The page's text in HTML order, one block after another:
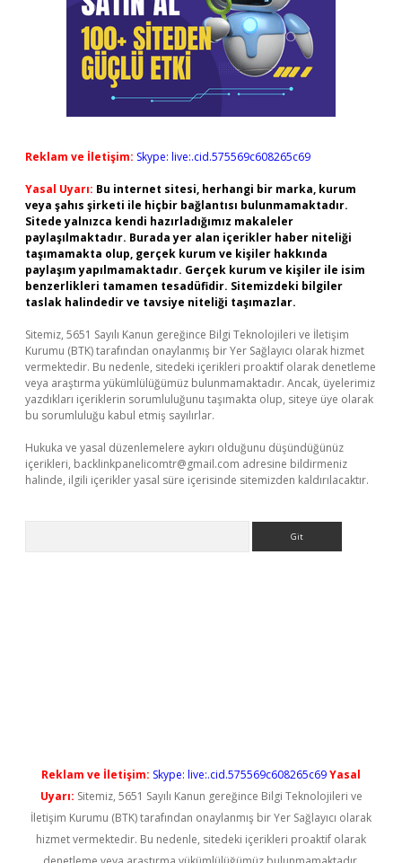
Reklam ve İletişim: Skype: live:.cid.575569c608265c69
Yasal Uyarı: Bu internet sitesi, herhangi bir marka, kurum
veya şahıs şirketi ile hiçbir bağlantısı bulunmamaktadır.
Sitede yalnızca kendi hazırladığımız makaleler
paylaşılmaktadır. Burada yer alan içerikler haber niteliği
taşımamakta olup, gerçek kurum ve kişiler hakkında
paylaşım yapılmamaktadır. Gerçek kurum ve kişiler ile isim
benzerlikleri tamamen tesadüfidir. Sitemizdeki bilgiler
taslak halindedir ve tavsiye niteliği taşımazlar.
Sitemiz, 5651 Sayılı Kanun gereğince Bilgi Teknolojileri ve İletişim
Kurumu (BTK) tarafından onaylanmış bir Yer Sağlayıcı olarak hizmet
vermektedir. Bu nedenle, sitedeki içerikleri proaktif olarak denetleme
veya araştırma yükümlülüğümüz bulunmamaktadır. Ancak, üyelerimiz
yazdıkları içeriklerin sorumluluğunu taşımakta olup, siteye üye olarak
bu sorumluluğu kabul etmiş sayılırlar.
Hukuka ve yasal düzenlemelere aykırı olduğunu düşündüğünüz
içerikleri, backlinkpanelicomtr@gmail.com adresine bildirmeniz
halinde, ilgili içerikler yasal süre içerisinde sitemizden kaldırılacaktır.
Reklam ve İletişim: Skype: live:.cid.575569c608265c69Yasal
Uyarı: Sitemiz, 5651 Sayılı Kanun gereğince Bilgi Teknolojileri ve
İletişim Kurumu (BTK) tarafından onaylanmış bir Yer Sağlayıcı olarak
hizmet vermektedir. Bu nedenle, sitedeki içerikleri proaktif olarak